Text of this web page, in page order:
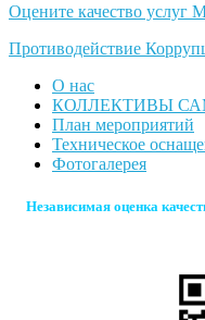
Оцените качество
Противодействие
О нас
КОЛЛЕКТИВЫ
План мероприятий
Техническое
Фотогалерея
Независимая оценка